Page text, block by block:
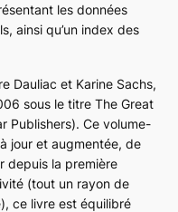
les données
ainsi qu’un index des
Dauliac et Karine Sachs,
sous le titre The Great
Publishers). Ce volume-
jour et augmentée, de
depuis la première
(tout un rayon de
ce livre est équilibré